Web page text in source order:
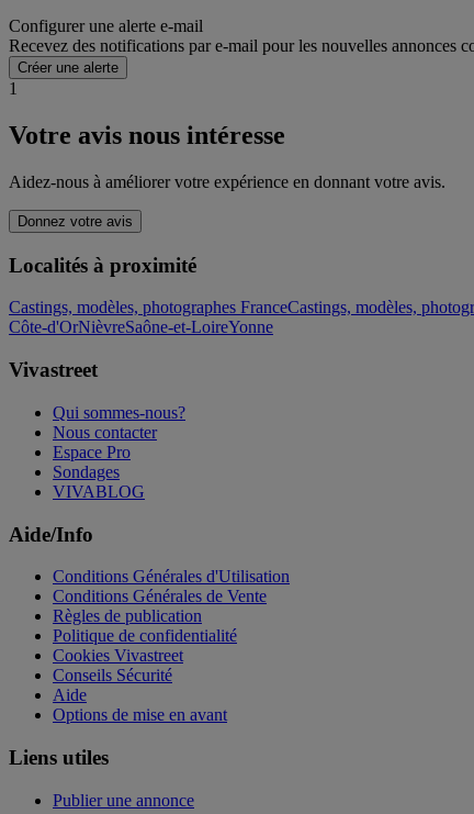
Configurer une alerte e-mail
Recevez des notifications par e-mail pour les nouvelles annonces
Créer une alerte
1
Votre avis nous intéresse
Aidez-nous à améliorer votre expérience en donnant votre avis.
Donnez votre avis
Localités à proximité
Castings, modèles, photographes FranceCastings, modèles,
Côte-d'OrNièvreSaône-et-LoireYonne
Vivastreet
Qui sommes-nous?
Nous contacter
Espace Pro
Sondages
VIVABLOG
Aide/Info
Conditions Générales d'Utilisation
Conditions Générales de Vente
Règles de publication
Politique de confidentialité
Cookies Vivastreet
Conseils Sécurité
Aide
Options de mise en avant
Liens utiles
Publier une annonce